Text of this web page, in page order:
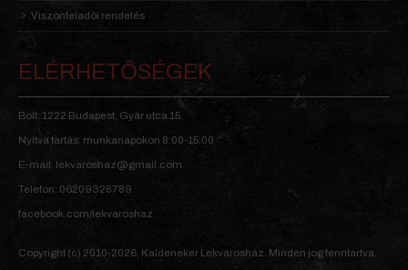
Viszonteladói rendelés
ELÉRHETŐSÉGEK
Bolt: 1222 Budapest, Gyár utca 15.
Nyitva tartás: munkanapokon 8:00-15:00
E-mail: lekvaroshaz@gmail.com
Telefon: 06209328789
facebook.com/lekvaroshaz
Copyright (c) 2010-2026, Kaldeneker Lekvárosház. Minden jog fenntartva.